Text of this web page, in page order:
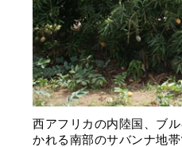
⻄アフリカの内陸国、ブ
かれる南部のサバンナ地